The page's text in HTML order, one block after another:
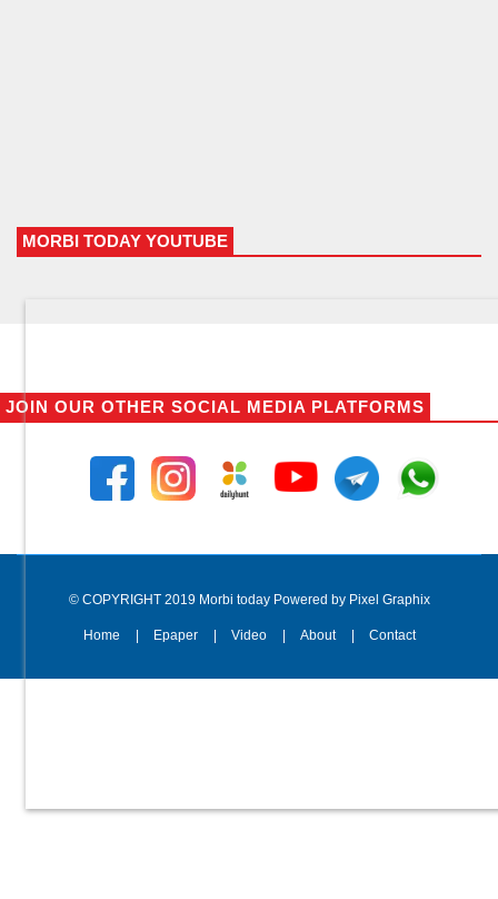
MORBI TODAY YOUTUBE
JOIN OUR OTHER SOCIAL MEDIA PLATFORMS
© COPYRIGHT 2019 Morbi today Powered by Pixel Graphix
Home Epaper Video About Contact